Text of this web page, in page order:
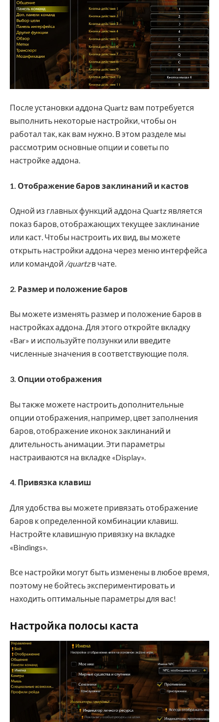
После установки аддона Quartz вам потребуется
выполнить некоторые настройки, чтобы он
работал так, как вам нужно. В этом разделе мы
рассмотрим основные опции и советы по
настройке аддона.
1. Отображение баров заклинаний и кастов
Одной из главных функций аддона Quartz является
показ баров, отображающих текущее заклинание
или каст. Чтобы настроить их вид, вы можете
открыть настройки аддона через меню интерфейса
или командой /quartzв чате.
2. Размер и положение баров
Вы можете изменять размер и положение баров в
настройках аддона. Для этого откройте вкладку
«Bar» и используйте ползунки или введите
численные значения в соответствующие поля.
3. Опции отображения
Вы также можете настроить дополнительные
опции отображения, например, цвет заполнения
баров, отображение иконок заклинаний и
длительность анимации. Эти параметры
настраиваются на вкладке «Display».
4. Привязка клавиш
Для удобства вы можете привязать отображение
баров к определенной комбинации клавиш.
Настройте клавишную привязку на вкладке
«Bindings».
Все настройки могут быть изменены в любое время,
поэтому не бойтесь экспериментировать и
находить оптимальные параметры для вас!
Настройка полосы каста